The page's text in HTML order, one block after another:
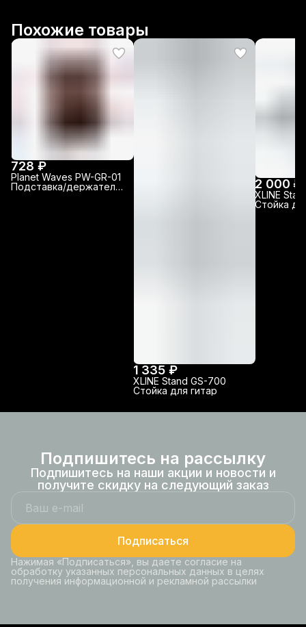
Похожие товары
728 ₽
Planet Waves PW-GR-01
Подставка/держатель
1 335 ₽
XLINE Stand GS-700
Стойка для гитар
2 000 ₽
XLINE
Стойка
Подпишитесь на рассылку
Подпишитесь на наши акции и новости и
получите скидку на следующий заказ
Подписаться
Нажимая «Подписаться», вы даете согласие на
обработку указанных персональных данных в целях
получения информационной и рекламной рассылки